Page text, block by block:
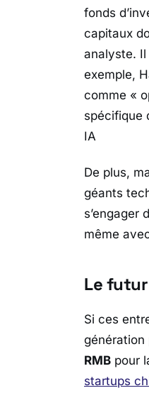
fonds
capitaux
analyste.
exemple,
comme «
spécifique
IA
De plus,
géants
s’engager
même
Le
Si ces
génération
RMB pour
startups